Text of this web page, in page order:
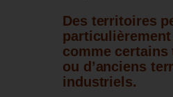
Des territoires
comme
ou d’anciens
industriels.